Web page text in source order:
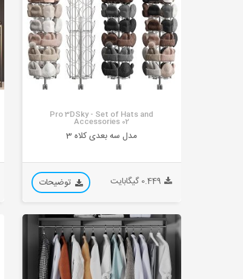
Pro 3DSky - Set of Hats and
Accessories 02
مدل سه بعدی کلاه 3
0.449 گیگابایت توضیحات